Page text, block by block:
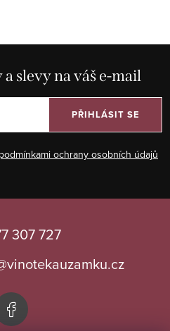
slevy na váš e-mail
podmínkami ochrany osobních údajů
PŘIHLÁSIT SE
307 727
vinotekauzamku.cz